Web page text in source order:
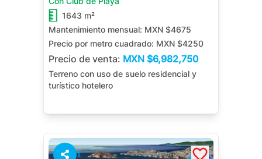
1643 m²
Mantenimiento mensual: MXN $4675
Precio por metro cuadrado: MXN $4250
Precio de venta: MXN $6,982,750
Terreno con uso de suelo residencial y
turístico hotelero
1